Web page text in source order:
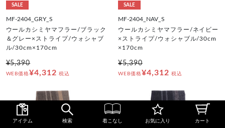
SALE
MF-2404_GRY_S
ウールカシミヤマフラー/ブラック
＆グレー×ストライプ/ウォシャブ
ル/30cm×170cm
¥5,390
WEB価格¥4,312 税込
SALE
MF-2404_NAV_S
ウールカシミヤマフラー/ネイビー
×ストライプ/ウォシャブル/30cm
×170cm
¥5,390
WEB価格¥4,312 税込
アイテム 検索 着こなし お気に入り カート